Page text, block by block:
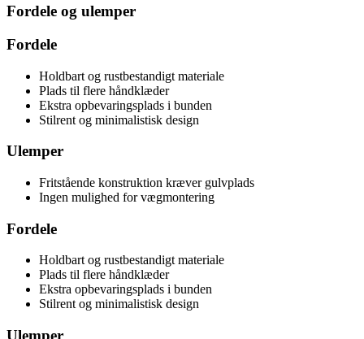
Fordele og ulemper
Fordele
Holdbart og rustbestandigt materiale
Plads til flere håndklæder
Ekstra opbevaringsplads i bunden
Stilrent og minimalistisk design
Ulemper
Fritstående konstruktion kræver gulvplads
Ingen mulighed for vægmontering
Fordele
Holdbart og rustbestandigt materiale
Plads til flere håndklæder
Ekstra opbevaringsplads i bunden
Stilrent og minimalistisk design
Ulemper